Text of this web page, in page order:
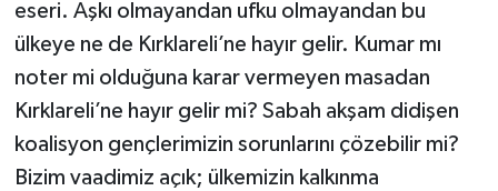
eseri. Aşkı olmayandan ufku olmayandan bu
ülkeye ne de Kırklareli’ne hayır gelir. Kumar mı
noter mi olduğuna karar vermeyen masadan
Kırklareli’ne hayır gelir mi? Sabah akşam didişen
koalisyon gençlerimizin sorunlarını çözebilir mi?
Bizim vaadimiz açık; ülkemizin kalkınma